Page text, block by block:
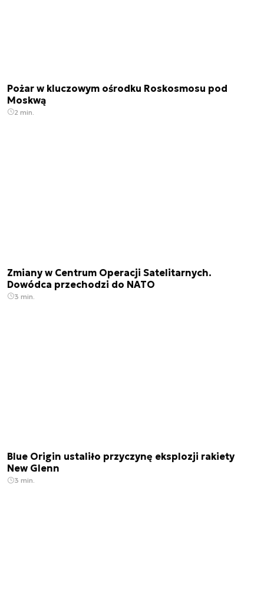
Pożar w kluczowym ośrodku Roskosmosu pod
Moskwą
2 min.
Zmiany w Centrum Operacji Satelitarnych.
Dowódca przechodzi do NATO
3 min.
Blue Origin ustaliło przyczynę eksplozji rakiety
New Glenn
3 min.